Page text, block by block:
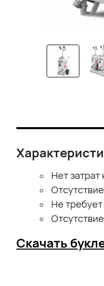
Нет
Не
Скачать